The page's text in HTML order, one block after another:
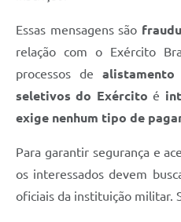
Essas mensagens são
relação com o Exército
processos de
seletivos do Exército é
exige nenhum tipo de
Para garantir segurança e
os interessados devem
oficiais da instituição militar.